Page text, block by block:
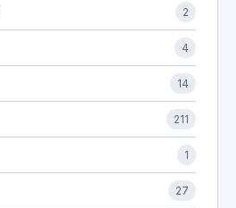
2
4
14
211
1
27